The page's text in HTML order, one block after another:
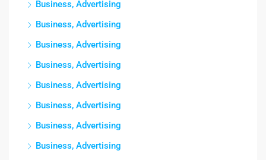
Business, Advertising
Business, Advertising
Business, Advertising
Business, Advertising
Business, Advertising
Business, Advertising
Business, Advertising
Business, Advertising